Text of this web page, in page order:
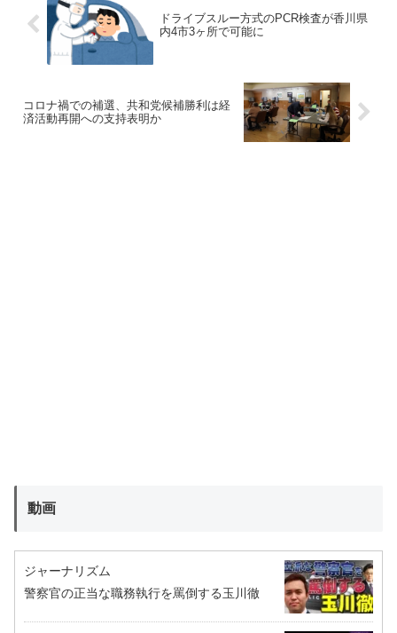
ドライブスルー方式のPCR検査が香川県
内4市3ヶ所で可能に
コロナ禍での補選、共和党候補勝利は経
済活動再開への支持表明か
動画
ジャーナリズム
警察官の正当な職務執行を罵倒する玉川徹